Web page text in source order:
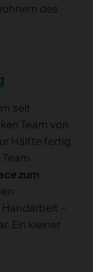
des
seit
Team von
Hälfte fertig.
zum
–
Ein kleiner